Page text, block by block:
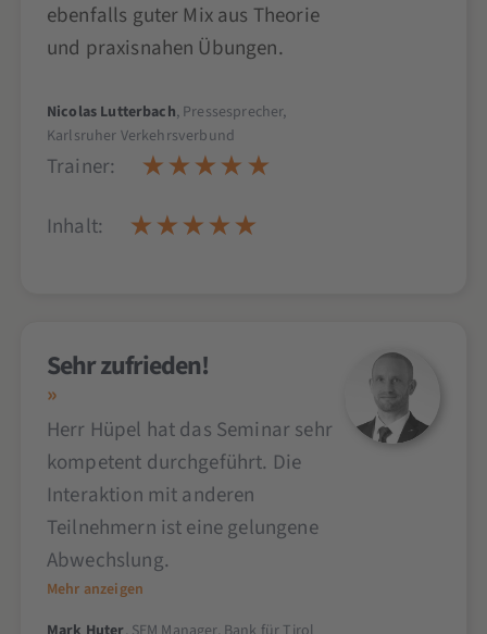
ebenfalls guter Mix aus Theorie
und praxisnahen Übungen.
Nicolas Lutterbach, Pressesprecher,
Karlsruher Verkehrsverbund
Trainer:
Inhalt:
Sehr zufrieden!
Herr Hüpel hat das Seminar sehr
kompetent durchgeführt. Die
Interaktion mit anderen
Teilnehmern ist eine gelungene
Abwechslung.
Mehr anzeigen